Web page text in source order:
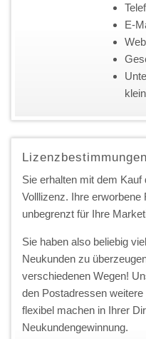
E-
Lizenzbestimmungen
Sie erhalten mit dem
Volllizenz. Ihre
unbegrenzt für Ihre
Sie haben also beliebig
Neukunden zu
verschiedenen Wegen!
den Postadressen weitere
flexibel machen in Ihrer
Neukundengewinnung.